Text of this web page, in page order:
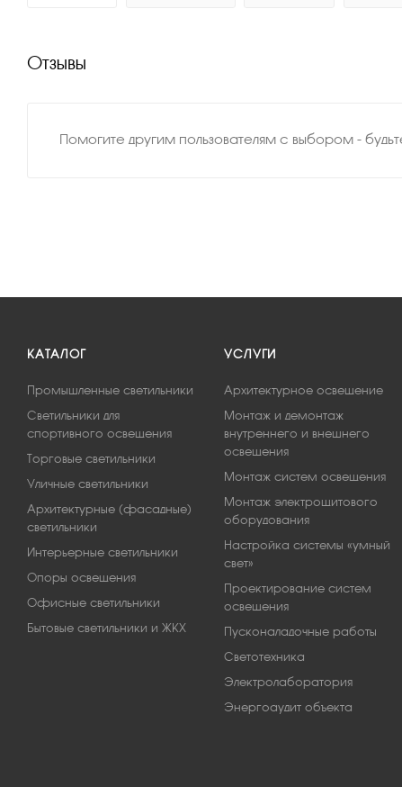
Отзывы
Помогите другим пользователям с выбором -
КАТАЛОГ
Промышленные светильники
Светильники для
спортивного освещения
Торговые светильники
Уличные светильники
Архитектурные (фасадные)
светильники
Интерьерные светильники
Опоры освещения
Офисные светильники
Бытовые светильники и ЖКХ
УСЛУГИ
Архитектурное освещение
Монтаж и демонтаж
внутреннего и внешнего
освещения
Монтаж систем освещения
Монтаж электрощитового
оборудования
Настройка системы «умный
свет»
Проектирование систем
освещения
Пусконаладочные работы
Светотехника
Электролаборатория
Энергоаудит объекта